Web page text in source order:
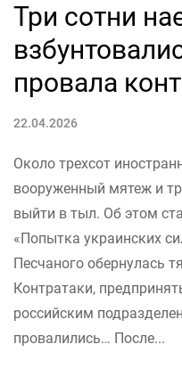
Три сотни
провала
22.04.2026
Около трехсот
вооруженный мятеж и
выйти в тыл. Об этом
«Попытка украинских
Песчаного обернулась
Контратаки,
российским
провалились… После...